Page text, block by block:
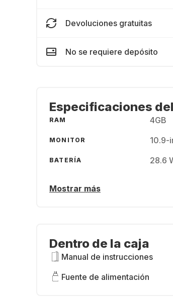
Devoluciones gratuitas
No se requiere depósito
Especificaciones
RAM 4GB
MONITOR 10.9-
BATERÍA 28.6
Mostrar más
Dentro de la caja
Manual de instrucciones
Fuente de alimentación